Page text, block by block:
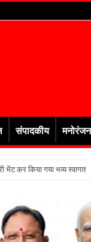
संपादकीय मनोरंजन
भेंट कर किया गया भव्य स्वागत